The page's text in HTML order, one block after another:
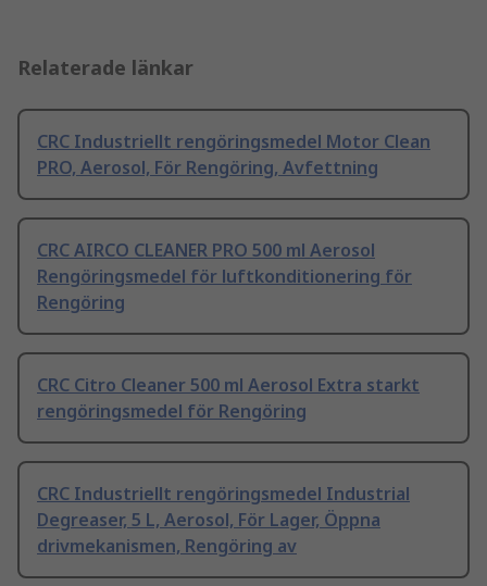
Relaterade länkar
CRC Industriellt rengöringsmedel Motor Clean
PRO, Aerosol, För Rengöring, Avfettning
CRC AIRCO CLEANER PRO 500 ml Aerosol
Rengöringsmedel för luftkonditionering för
Rengöring
CRC Citro Cleaner 500 ml Aerosol Extra starkt
rengöringsmedel för Rengöring
CRC Industriellt rengöringsmedel Industrial
Degreaser, 5 L, Aerosol, För Lager, Öppna
drivmekanismen, Rengöring av